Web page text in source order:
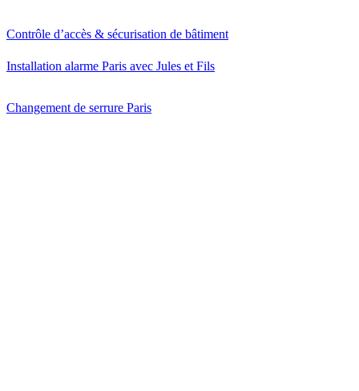
Contrôle d’accès & sécurisation de bâtiment
Installation alarme Paris avec Jules et Fils
Changement de serrure Paris